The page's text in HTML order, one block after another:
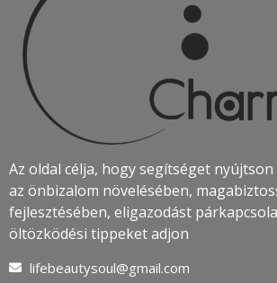
Az oldal célja, hogy segítséget nyújtson
az önbizalom növelésében,
fejlesztésében, eligazodást
öltözködési tippeket adjon
lifebeautysoul@gmail.com